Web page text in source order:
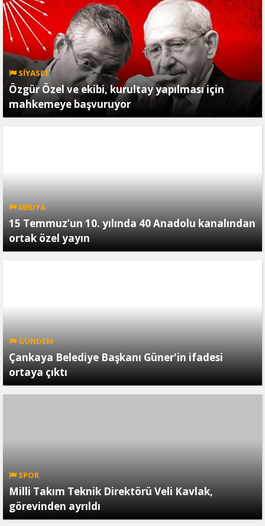
SİYASET
Özgür Özel ve ekibi, kurultay yapılması için
mahkemeye başvuruyor
MEDYA
15 Temmuz’un 10. yılında 40 Anadolu kanalından
ortak özel yayın
GÜNDEM
Çankaya Belediye Başkanı Güner'in ifadesi
ortaya çıktı
SPOR
Milli Takım Teknik Direktörü Veli Kavlak,
görevinden ayrıldı